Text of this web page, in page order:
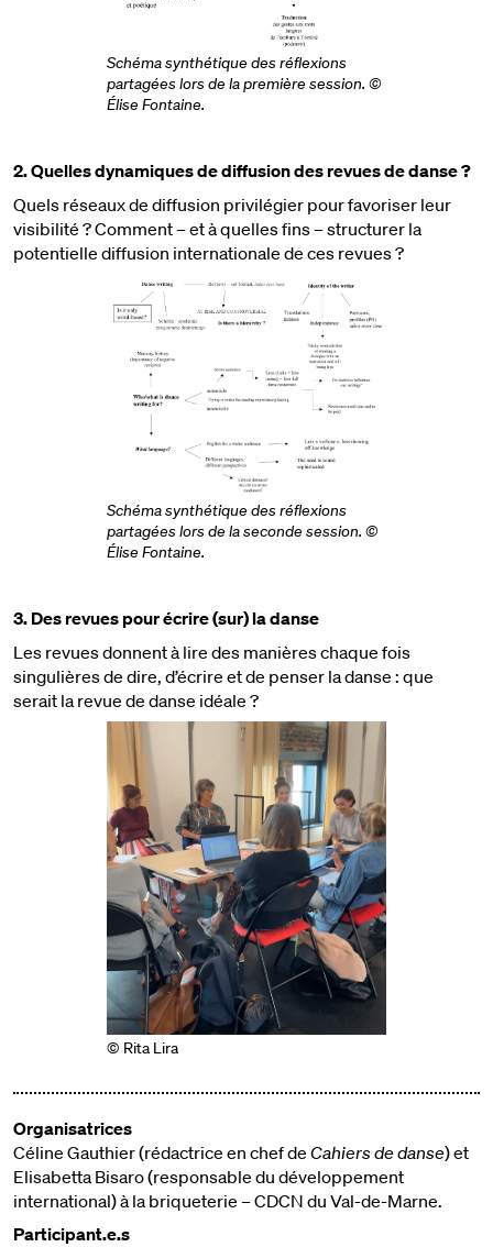
Schéma synthétique des réflexions
partagées lors de la première session. ©
Élise Fontaine.
2. Quelles dynamiques de diffusion des revues de danse ?
Quels réseaux de diffusion privilégier pour favoriser leur
visibilité ? Comment – et à quelles fins – structurer la
potentielle diffusion internationale de ces revues?
Schéma synthétique des réflexions
partagées lors de la seconde session. ©
Élise Fontaine.
3. Des revues pour écrire (sur) la danse
Les revues donnent à lire des manières chaque fois
singulières de dire, d’écrire et de penser la danse : que
serait la revue de danse idéale ?
© Rita Lira
Organisatrices
Céline Gauthier (rédactrice en chef de Cahiers de danse) et
Elisabetta Bisaro (responsable du développement
international) à la briqueterie – CDCN du Val-de-Marne.
Participant.e.s